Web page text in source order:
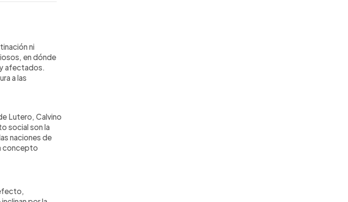
ni
en dónde
afectados.
a las
Lutero, Calvino
social son la
naciones de
concepto